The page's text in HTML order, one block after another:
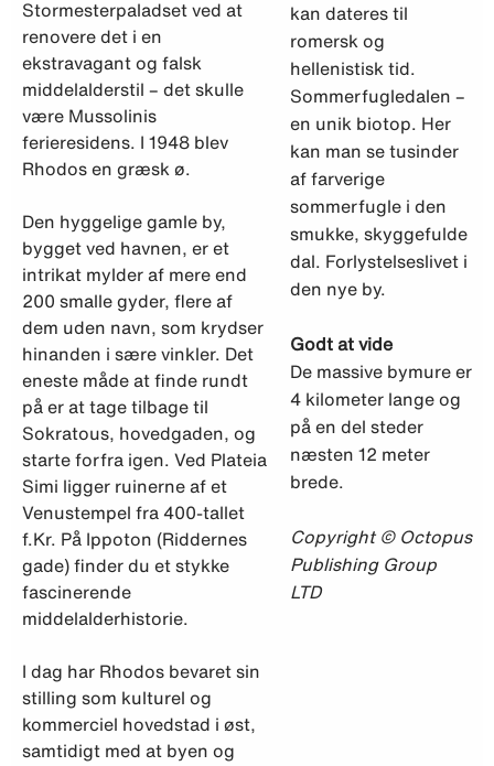
Stormesterpaladset ved at
renovere det i en
ekstravagant og falsk
middelalderstil – det skulle
være Mussolinis
ferieresidens. I 1948 blev
Rhodos en græsk ø.
Den hyggelige gamle by,
bygget ved havnen, er et
intrikat mylder af mere end
200 smalle gyder, flere af
dem uden navn, som krydser
hinanden i sære vinkler. Det
eneste måde at finde rundt
på er at tage tilbage til
Sokratous, hovedgaden, og
starte forfra igen. Ved Plateia
Simi ligger ruinerne af et
Venustempel fra 400-tallet
f.Kr. På Ippoton (Riddernes
gade) finder du et stykke
fascinerende
middelalderhistorie.
I dag har Rhodos bevaret sin
stilling som kulturel og
kommerciel hovedstad i øst,
samtidigt med at byen og
kan dateres til
romersk og
hellenistisk tid.
Sommerfugledalen –
en unik biotop. Her
kan man se tusinder
af farverige
sommerfugle i den
smukke, skyggefulde
dal. Forlystelseslivet i
den nye by.
Godt at vide
De massive bymure er
4 kilometer lange og
på en del steder
næsten 12 meter
brede.
Copyright © Octopus
Publishing Group
LTD